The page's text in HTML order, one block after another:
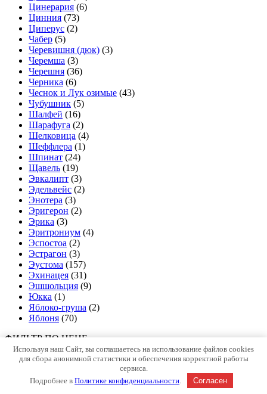
Цинерария (6)
Цинния (73)
Циперус (2)
Чабер (5)
Черевишня (дюк) (3)
Черемша (3)
Черешня (36)
Черника (6)
Чеснок и Лук озимые (43)
Чубушник (5)
Шалфей (16)
Шарафуга (2)
Шелковица (4)
Шеффлера (1)
Шпинат (24)
Щавель (19)
Эвкалипт (3)
Эдельвейс (2)
Энотера (3)
Эригерон (2)
Эрика (3)
Эритрониум (4)
Эспостоа (2)
Эстрагон (3)
Эустома (157)
Эхинацея (31)
Эшшольция (9)
Юкка (1)
Яблоко-груша (2)
Яблоня (70)
ФИЛЬТР ПО ЦЕНЕ
Минимальная цена
Максимальная
цена
Фильтрация
Copyright © Все права защищены.
Easy Commerce отWEN Themes
Используя наш Сайт, вы соглашаетесь на использование файлов cookies
для сбора анонимной статистики и обеспечения корректной работы
сервиса.
Подробнее вПолитике конфиденциальности Согласен